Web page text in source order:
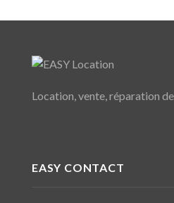
Location, vente, réparation
EASY CONTACT